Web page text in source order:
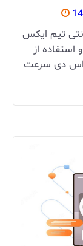
تیم ایکس
از
اس دی سرعت